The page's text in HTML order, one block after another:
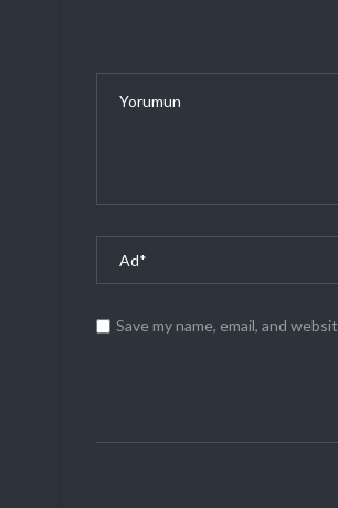
Save my name, email, and